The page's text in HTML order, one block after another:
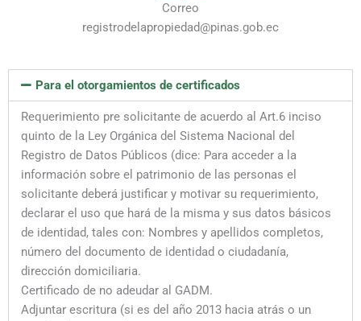
Correo
registrodelapropiedad@pinas.gob.ec
Para el otorgamientos de certificados
Requerimiento pre solicitante de acuerdo al Art.6 inciso
quinto de la Ley Orgánica del Sistema Nacional del
Registro de Datos Públicos (dice: Para acceder a la
información sobre el patrimonio de las personas el
solicitante deberá justificar y motivar su requerimiento,
declarar el uso que hará de la misma y sus datos básicos
de identidad, tales con: Nombres y apellidos completos,
número del documento de identidad o ciudadanía,
dirección domiciliaria.
Certificado de no adeudar al GADM.
Adjuntar escritura (si es del año 2013 hacia atrás o un